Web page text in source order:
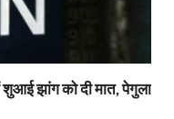
झांग को दी मात, पेगुला